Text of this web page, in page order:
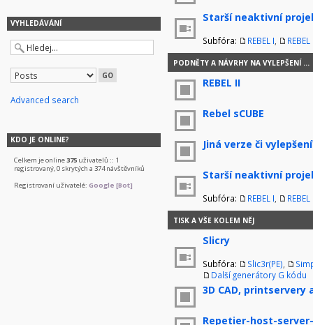
VYHLEDÁVÁNÍ
Advanced search
KDO JE ONLINE?
Celkem je online375 uživatelů :: 1
registrovaný, 0 skrytých a 374 návštěvníků
Registrovaní uživatelé: Google [Bot]
Starší neaktivní
Subfóra: REBEL I REBEL
PODNĚTY A NÁVRHY NA VYLEPŠENÍ ...
REBEL II
Rebel sCUBE
Jiná verze či
Starší neaktivní
Subfóra: REBEL I REBEL
TISK A VŠE KOLEM NĚJ
Slicry
Subfóra: Slic3r(PE)
Další generátory G kódu
3D CAD, printservery
Repetier-host-